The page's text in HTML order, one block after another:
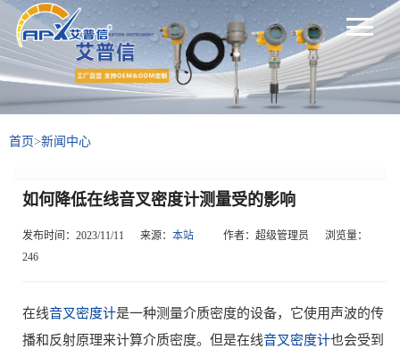
首页>新闻中心
如何降低在线音叉密度计测量受的影响
发布时间：2023/11/11 来源： 本站 作者：超级管理员
浏览量：
246
在线音叉密度计是一种测量介质密度的设备，它使用声波的传
播和反射原理来计算介质密度。但是在线音叉密度计也会受到